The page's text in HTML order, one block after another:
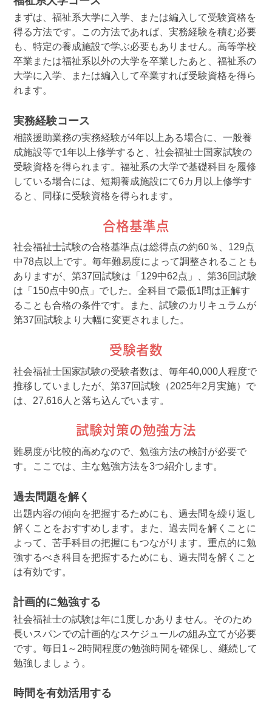
まずは、福祉系大学に入学、または編入して受験資格を
得る方法です。この方法であれば、実務経験を積む必要
も、特定の養成施設で学ぶ必要もありません。高等学校
卒業または福祉系以外の大学を卒業したあと、福祉系の
大学に入学、または編入して卒業すれば受験資格を得ら
れます。
実務経験コース
相談援助業務の実務経験が4年以上ある場合に、一般養
成施設等で1年以上修学すると、社会福祉士国家試験の
受験資格を得られます。福祉系の大学で基礎科目を履修
している場合には、短期養成施設にて6カ月以上修学す
ると、同様に受験資格を得られます。
合格基準点
社会福祉士試験の合格基準点は総得点の約60％、129点
中78点以上です。毎年難易度によって調整されることも
ありますが、第37回試験は「129中62点」、第36回試験
は「150点中90点」でした。全科目で最低1問は正解す
ることも合格の条件です。また、試験のカリキュラムが
第37回試験より大幅に変更されました。
受験者数
社会福祉士国家試験の受験者数は、毎年40,000人程度で
推移していましたが、第37回試験（2025年2月実施）で
は、27,616人と落ち込んでいます。
試験対策の勉強方法
難易度が比較的高めなので、勉強方法の検討が必要で
す。ここでは、主な勉強方法を3つ紹介します。
過去問題を解く
出題内容の傾向を把握するためにも、過去問を繰り返し
解くことをおすすめします。また、過去問を解くことに
よって、苦手科目の把握にもつながります。重点的に勉
強するべき科目を把握するためにも、過去問を解くこと
は有効です。
計画的に勉強する
社会福祉士の試験は年に1度しかありません。そのため
長いスパンでの計画的なスケジュールの組み立てが必要
です。毎日1～2時間程度の勉強時間を確保し、継続して
勉強しましょう。
時間を有効活用する